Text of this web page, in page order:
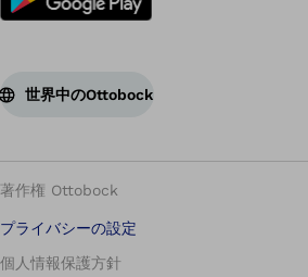
世界中のOttobock
著作権 Ottobock
プライバシーの設定
個人情報保護方針